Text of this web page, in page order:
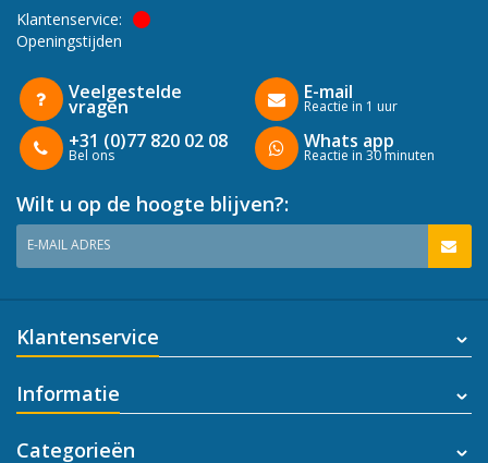
Klantenservice:
Openingstijden
Veelgestelde
vragen
+31 (0)77 820 02 08
Bel ons
E-mail
Reactie in 1 uur
Whats app
Reactie in 30 minuten
Wilt u op de hoogte blijven?:
E-MAIL ADRES
Klantenservice
Informatie
Categorieën